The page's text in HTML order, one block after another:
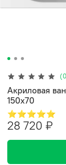
Акриловая
150х70
⭐⭐⭐⭐⭐
28 720 ₽